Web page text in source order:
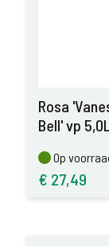
Rosa
Bell' vp
Op
Op
€ 27,49